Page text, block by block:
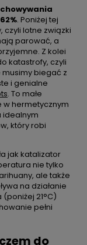
. Poniżej tej
czyli lotne związki
parować, a
Z kolei
katastrofy, czyli
musimy biegać z
i genialne
. To małe
w hermetycznym
idealnym
który robi
jak katalizator
nie tylko
ale także
na działanie
21°C)
pełni
do